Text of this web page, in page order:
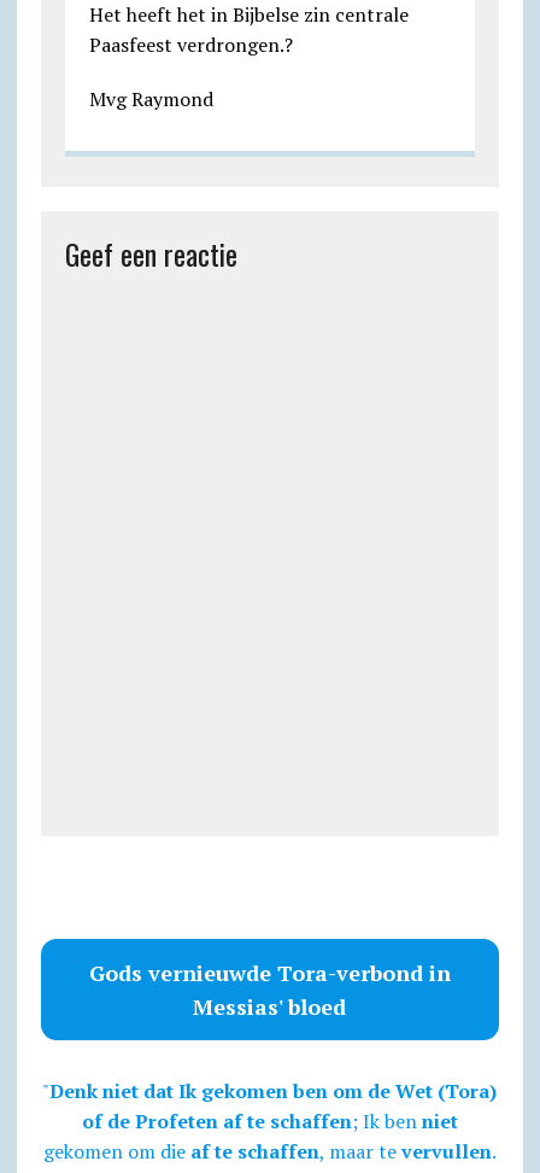
Het heeft het in Bijbelse zin centrale
Paasfeest verdrongen.?
Mvg Raymond
Geef een reactie
Gods vernieuwde Tora-verbond in
Messias' bloed
"Denk niet dat Ik gekomen ben om de Wet (Tora)
of de Profeten af te schaffen; Ik benniet
gekomen om die af te schaffen, maar tevervullen.